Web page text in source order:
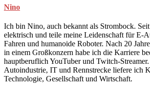
Nino
Ich bin Nino, auch bekannt als Strombock.
elektrisch und teile meine Leidenschaft für E-
Fahren und humanoide Roboter. Nach 20
in einem Großkonzern habe ich die Karriere
hauptberuflich YouTuber und Twitch-
Autoindustrie, IT und Rennstrecke liefere ich
Technologie, Gesellschaft und Wirtschaft.